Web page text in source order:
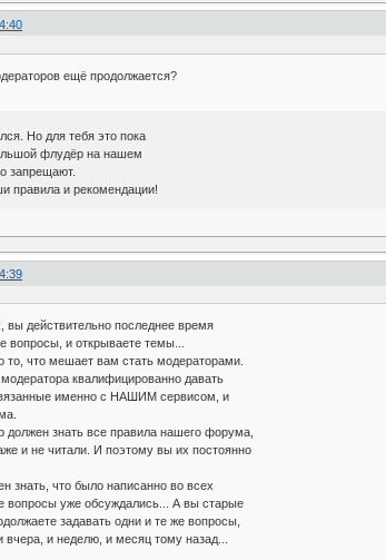
ещё продолжается?
Но для тебя это пока
флудёр на нашем
запрещают.
правила и рекомендации!
вы действительно последнее время
вопросы, и открываете темы...
то, что мешает вам стать модераторами.
квалифицированно давать
именно с НАШИМ сервисом, и
должен знать все правила нашего форума,
и не читали. И поэтому вы их постоянно
знать, что было написанно во всех
вопросы уже обсуждались... А вы старые
задавать одни и те же вопросы,
вчера, и неделю, и месяц тому назад...